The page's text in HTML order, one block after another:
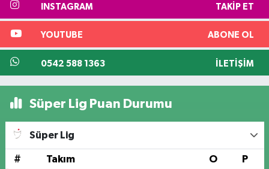
INSTAGRAM TAKIP ET
YOUTUBE ABONE OL
0542 588 1363 İLETIŞIM
Süper Lig Puan Durumu
Süper Lig
# Takım O P